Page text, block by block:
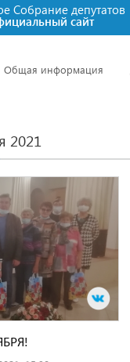
Cобрание депутатов
сайт
Общая информация
2021